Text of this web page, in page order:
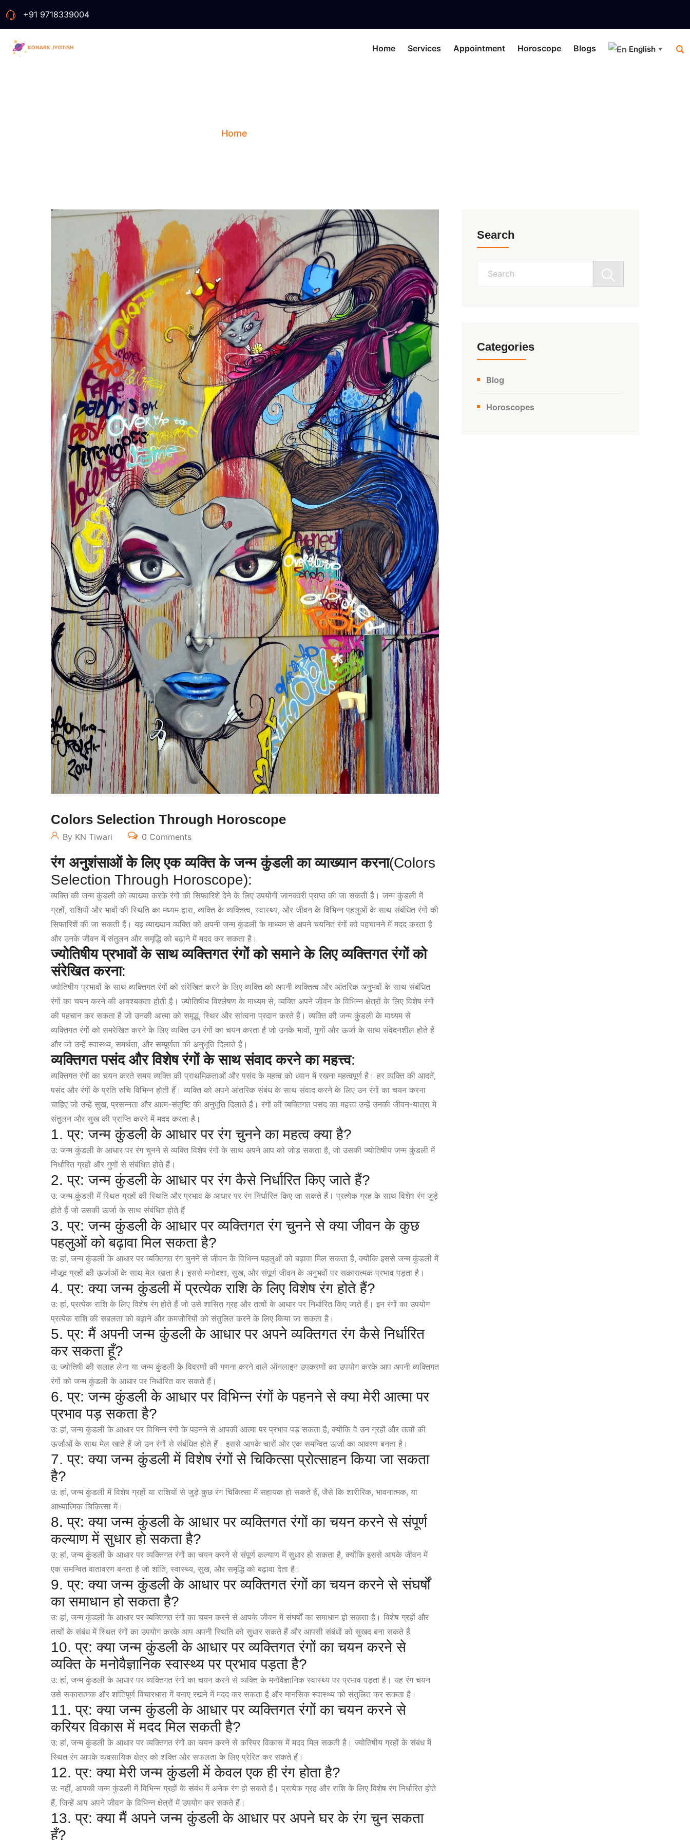
+91 9718339004
Home Services Appointment Horoscope Blogs English ▼
Home
Colors Selection Through Horoscope
By KN Tiwari 0 Comments
रंग अनुशंसाओं के लिए एक व्यक्ति के जन्म कुंडली का व्याख्यान करना(Colors
Selection Through Horoscope):
व्यक्ति की जन्म कुंडली को व्याख्या करके रंगों की सिफारिशें देने के लिए उपयोगी जानकारी प्राप्त की जा सकती है। जन्म कुंडली में
ग्रहों, राशियों और भावों की स्थिति का मध्यम द्वारा, व्यक्ति के व्यक्तित्व, स्वास्थ्य, और जीवन के विभिन्न पहलुओं के साथ संबंधित रंगों की
सिफारिशें की जा सकती हैं। यह व्याख्यान व्यक्ति को अपनी जन्म कुंडली के माध्यम से अपने चयनित रंगों को पहचानने में मदद करता है
और उनके जीवन में संतुलन और समृद्धि को बढ़ाने में मदद कर सकता है।
ज्योतिषीय प्रभावों के साथ व्यक्तिगत रंगों को समाने के लिए व्यक्तिगत रंगों को
संरेखित करना:
ज्योतिषीय प्रभावों के साथ व्यक्तिगत रंगों को संरेखित करने के लिए व्यक्ति को अपनी व्यक्तित्व और आंतरिक अनुभवों के साथ संबंधित
रंगों का चयन करने की आवश्यकता होती है। ज्योतिषीय विश्लेषण के माध्यम से, व्यक्ति अपने जीवन के विभिन्न क्षेत्रों के लिए विशेष रंगों
की पहचान कर सकता है जो उनकी आत्मा को समृद्ध, स्थिर और सांत्वना प्रदान करते हैं। व्यक्ति की जन्म कुंडली के माध्यम से
व्यक्तिगत रंगों को समरेखित करने के लिए व्यक्ति उन रंगों का चयन करता है जो उनके भावों, गुणों और ऊर्जा के साथ संवेदनशील होते हैं
और जो उन्हें स्वास्थ्य, समर्थता, और सम्पूर्णता की अनुभूति दिलाते हैं।
व्यक्तिगत पसंद और विशेष रंगों के साथ संवाद करने का महत्त्व:
व्यक्तिगत रंगों का चयन करते समय व्यक्ति की प्राथमिकताओं और पसंद के महत्व को ध्यान में रखना महत्वपूर्ण है। हर व्यक्ति की आदतें,
पसंद और रंगों के प्रति रुचि विभिन्न होती हैं। व्यक्ति को अपने आंतरिक संबंध के साथ संवाद करने के लिए उन रंगों का चयन करना
चाहिए जो उन्हें सुख, प्रसन्नता और आत्म-संतुष्टि की अनुभूति दिलाते हैं। रंगों की व्यक्तिगत पसंद का महत्त्व उन्हें उनकी जीवन-यात्रा में
संतुलन और सुख की प्राप्ति करने में मदद करता है।
1. प्र: जन्म कुंडली के आधार पर रंग चुनने का महत्व क्या है?
उ: जन्म कुंडली के आधार पर रंग चुनने से व्यक्ति विशेष रंगों के साथ अपने आप को जोड़ सकता है, जो उसकी ज्योतिषीय जन्म कुंडली में
निर्धारित ग्रहों और गुणों से संबंधित होते हैं।
2. प्र: जन्म कुंडली के आधार पर रंग कैसे निर्धारित किए जाते हैं?
उ: जन्म कुंडली में स्थित ग्रहों की स्थिति और प्रभाव के आधार पर रंग निर्धारित किए जा सकते हैं। प्रत्येक ग्रह के साथ विशेष रंग जुड़े
होते हैं जो उसकी ऊर्जा के साथ संबंधित होते हैं
3. प्र: जन्म कुंडली के आधार पर व्यक्तिगत रंग चुनने से क्या जीवन के कुछ
पहलुओं को बढ़ावा मिल सकता है?
उ: हां, जन्म कुंडली के आधार पर व्यक्तिगत रंग चुनने से जीवन के विभिन्न पहलुओं को बढ़ावा मिल सकता है, क्योंकि इससे जन्म कुंडली में
मौजूद ग्रहों की ऊर्जाओं के साथ मेल खाता है। इससे मनोदशा, सुख, और संपूर्ण जीवन के अनुभवों पर सकारात्मक प्रभाव पड़ता है।
4. प्र: क्या जन्म कुंडली में प्रत्येक राशि के लिए विशेष रंग होते हैं?
उ: हां, प्रत्येक राशि के लिए विशेष रंग होते हैं जो उसे शासित ग्रह और तत्वों के आधार पर निर्धारित किए जाते हैं। इन रंगों का उपयोग
प्रत्येक राशि की सबलता को बढ़ाने और कमजोरियों को संतुलित करने के लिए किया जा सकता है।
5. प्र: मैं अपनी जन्म कुंडली के आधार पर अपने व्यक्तिगत रंग कैसे निर्धारित
कर सकता हूँ?
उ: ज्योतिषी की सलाह लेना या जन्म कुंडली के विवरणों की गणना करने वाले ऑनलाइन उपकरणों का उपयोग करके आप अपनी व्यक्तिगत
रंगों को जन्म कुंडली के आधार पर निर्धारित कर सकते हैं।
6. प्र: जन्म कुंडली के आधार पर विभिन्न रंगों के पहनने से क्या मेरी आत्मा पर
प्रभाव पड़ सकता है?
उ: हां, जन्म कुंडली के आधार पर विभिन्न रंगों के पहनने से आपकी आत्मा पर प्रभाव पड़ सकता है, क्योंकि वे उन ग्रहों और तत्वों की
ऊर्जाओं के साथ मेल खाते हैं जो उन रंगों से संबंधित होते हैं। इससे आपके चारों ओर एक समन्वित ऊर्जा का आवरण बनता है।
7. प्र: क्या जन्म कुंडली में विशेष रंगों से चिकित्सा प्रोत्साहन किया जा सकता
है?
उ: हां, जन्म कुंडली में विशेष ग्रहों या राशियों से जुड़े कुछ रंग चिकित्सा में सहायक हो सकते हैं, जैसे कि शारीरिक, भावनात्मक, या
आध्यात्मिक चिकित्सा में।
8. प्र: क्या जन्म कुंडली के आधार पर व्यक्तिगत रंगों का चयन करने से संपूर्ण
कल्याण में सुधार हो सकता है?
उ: हां, जन्म कुंडली के आधार पर व्यक्तिगत रंगों का चयन करने से संपूर्ण कल्याण में सुधार हो सकता है, क्योंकि इससे आपके जीवन में
एक समन्वित वातावरण बनता है जो शांति, स्वास्थ्य, सुख, और समृद्धि को बढ़ावा देता है।
9. प्र: क्या जन्म कुंडली के आधार पर व्यक्तिगत रंगों का चयन करने से संघर्षों
का समाधान हो सकता है?
उ: हां, जन्म कुंडली के आधार पर व्यक्तिगत रंगों का चयन करने से आपके जीवन में संघर्षों का समाधान हो सकता है। विशेष ग्रहों और
तत्वों के संबंध में स्थित रंगों का उपयोग करके आप अपनी स्थिति को सुधार सकते हैं और आपसी संबंधों को सुखद बना सकते हैं
10. प्र: क्या जन्म कुंडली के आधार पर व्यक्तिगत रंगों का चयन करने से
व्यक्ति के मनोवैज्ञानिक स्वास्थ्य पर प्रभाव पड़ता है?
उ: हां, जन्म कुंडली के आधार पर व्यक्तिगत रंगों का चयन करने से व्यक्ति के मनोवैज्ञानिक स्वास्थ्य पर प्रभाव पड़ता है। यह रंग चयन
उसे सकारात्मक और शांतिपूर्ण विचारधारा में बनाए रखने में मदद कर सकता है और मानसिक स्वास्थ्य को संतुलित कर सकता है।
11. प्र: क्या जन्म कुंडली के आधार पर व्यक्तिगत रंगों का चयन करने से
करियर विकास में मदद मिल सकती है?
उ: हां, जन्म कुंडली के आधार पर व्यक्तिगत रंगों का चयन करने से करियर विकास में मदद मिल सकती है। ज्योतिषीय ग्रहों के संबंध में
स्थित रंग आपके व्यवसायिक क्षेत्र को शक्ति और सफलता के लिए प्रेरित कर सकते हैं।
12. प्र: क्या मेरी जन्म कुंडली में केवल एक ही रंग होता है?
उ: नहीं, आपकी जन्म कुंडली में विभिन्न ग्रहों के संबंध में अनेक रंग हो सकते हैं। प्रत्येक ग्रह और राशि के लिए विशेष रंग निर्धारित होते
हैं, जिन्हें आप अपने जीवन के विभिन्न क्षेत्रों में उपयोग कर सकते हैं।
13. प्र: क्या मैं अपने जन्म कुंडली के आधार पर अपने घर के रंग चुन सकता
हूँ?
Search
Categories
Blog
Horoscopes